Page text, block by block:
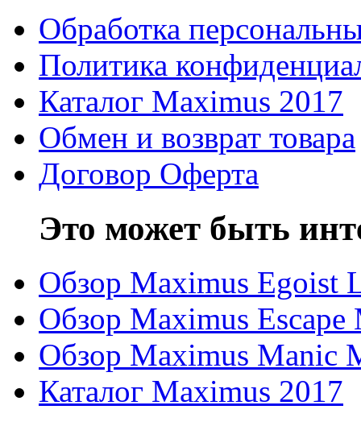
Обработка
Политика
Каталог Maximus 2017
Обмен и возврат товара
Договор Оферта
Это может быть
Обзор Maximus Egoist
Обзор Maximus Escape
Обзор Maximus Manic
Каталог Maximus 2017